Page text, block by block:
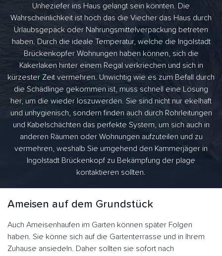
Unheziefer ins Haus gelangt sein könnten. Die
Wahrscheinlichkeit ist hoch das die Viecher das Haus durch
Urlaubsgepäck oder Nahrungsmittelverpackung betreten
haben. Durch die ideale Temperatur, welche die Ingolstadt
Brückenkopfer Wohnungen haben können, sich die
Kakerlaken hinter einem Regal verkriechen und sich in
kürzester Zeit vermehren. Unwichtig wie es zum Befall durch
die Schädlinge gekommen ist, muss schnell eine Lösung
her, um die wieder loszuwerden. Sie sind nicht nur ekelhaft
und unhygienisch, sondern finden auch durch Rohrleitungen
und Kabelschächten das perfekte System, um sich auch in
anderen Räumen oder Wohnungen aufzuteilen und zu
vermehren, weshalb Sie umgehend den Kammerjäger in
Ingolstadt Brückenkopf zu Bekämpfung der plage
kontaktieren sollten.
Ameisen auf dem Grundstück
Auch Ameisenhaufen im Garten können später Folgen
haben. Sie könne sich auf die Gartenterrasse und in Ihrem
Zuhause ansiedeln. Daher sollten sie sofort nach